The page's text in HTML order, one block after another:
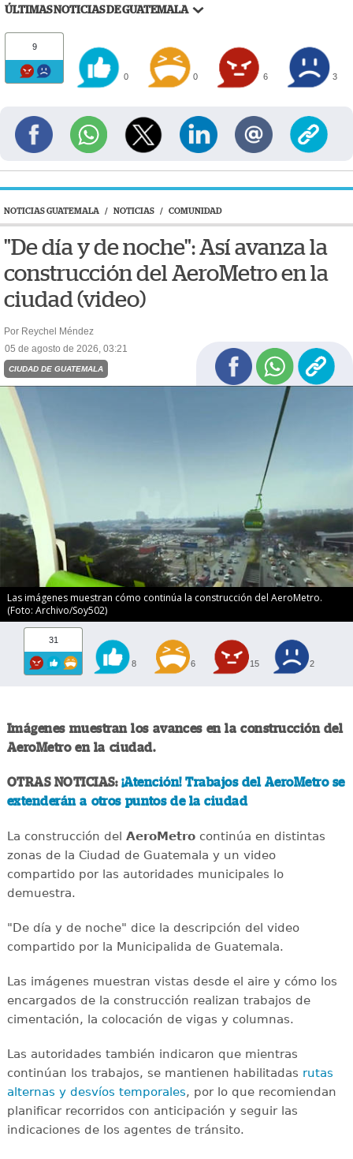
ÚLTIMAS NOTICIAS DE GUATEMALA
9
0 0 6 3
NOTICIAS GUATEMALA / NOTICIAS / COMUNIDAD
"De día y de noche": Así avanza la
construcción del AeroMetro en la
ciudad (video)
Por Reychel Méndez
05 de agosto de 2026, 03:21
CIUDAD DE GUATEMALA
Las imágenes muestran cómo continúa la construcción del AeroMetro.
(Foto: Archivo/Soy502)
31
8 6 15 2
Imágenes muestran los avances en la construcción del
AeroMetro en la ciudad.
OTRAS NOTICIAS: ¡Atención! Trabajos del AeroMetro se
extenderán a otros puntos de la ciudad
La construcción del AeroMetrocontinúa en distintas
zonas de la Ciudad de Guatemala y un video
compartido por las autoridades municipales lo
demuestra.
"De día y de noche" dice la descripción del video
compartido por la Municipalida de Guatemala.
Las imágenes muestran vistas desde el aire y cómo los
encargados de la construcción realizan trabajos de
cimentación, la colocación de vigas y columnas.
Las autoridades también indicaron que mientras
continúan los trabajos, se mantienen habilitadas rutas
alternas y desvíos temporales, por lo que recomiendan
planificar recorridos con anticipación y seguir las
indicaciones de los agentes de tránsito.